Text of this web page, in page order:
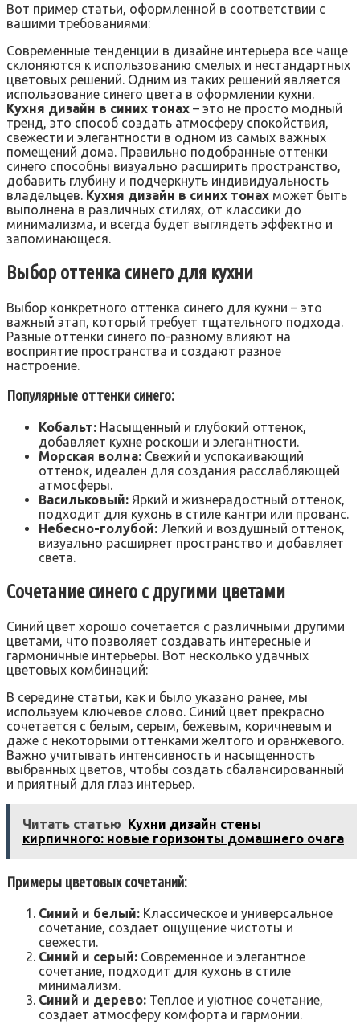
Вот пример статьи, оформленной в соответствии с
вашими требованиями:
Современные тенденции в дизайне интерьера все чаще
склоняются к использованию смелых и нестандартных
цветовых решений. Одним из таких решений является
использование синего цвета в оформлении кухни.
Кухня дизайн в синих тонах – это не просто модный
тренд, это способ создать атмосферу спокойствия,
свежести и элегантности в одном из самых важных
помещений дома. Правильно подобранные оттенки
синего способны визуально расширить пространство,
добавить глубину и подчеркнуть индивидуальность
владельцев. Кухня дизайн в синих тонах может быть
выполнена в различных стилях, от классики до
минимализма, и всегда будет выглядеть эффектно и
запоминающеся.
Выбор оттенка синего для кухни
Выбор конкретного оттенка синего для кухни – это
важный этап, который требует тщательного подхода.
Разные оттенки синего по-разному влияют на
восприятие пространства и создают разное
настроение.
Популярные оттенки синего:
Кобальт: Насыщенный и глубокий оттенок,
добавляет кухне роскоши и элегантности.
Морская волна: Свежий и успокаивающий
оттенок, идеален для создания расслабляющей
атмосферы.
Васильковый: Яркий и жизнерадостный оттенок,
подходит для кухонь в стиле кантри или прованс.
Небесно-голубой: Легкий и воздушный оттенок,
визуально расширяет пространство и добавляет
света.
Сочетание синего с другими цветами
Синий цвет хорошо сочетается с различными другими
цветами, что позволяет создавать интересные и
гармоничные интерьеры. Вот несколько удачных
цветовых комбинаций:
В середине статьи, как и было указано ранее, мы
используем ключевое слово. Синий цвет прекрасно
сочетается с белым, серым, бежевым, коричневым и
даже с некоторыми оттенками желтого и оранжевого.
Важно учитывать интенсивность и насыщенность
выбранных цветов, чтобы создать сбалансированный
и приятный для глаз интерьер.
Читать статью Кухни дизайн стены
кирпичного: новые горизонты домашнего очага
Примеры цветовых сочетаний:
Синий и белый: Классическое и универсальное
сочетание, создает ощущение чистоты и
свежести.
Синий и серый: Современное и элегантное
сочетание, подходит для кухонь в стиле
минимализм.
Синий и дерево: Теплое и уютное сочетание,
создает атмосферу комфорта и гармонии.